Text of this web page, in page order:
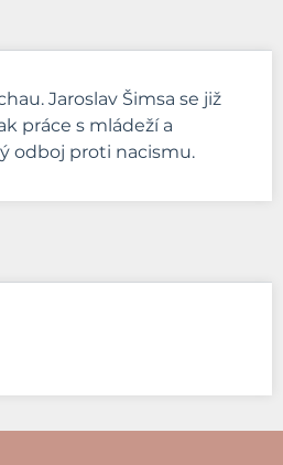
Jaroslav Šimsa se již
práce s mládeží a
odboj proti nacismu.